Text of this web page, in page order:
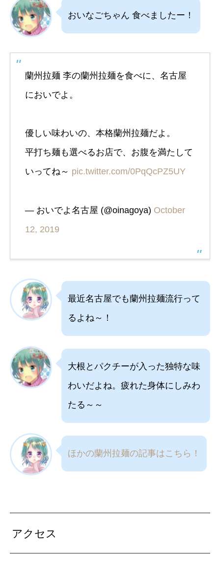
おいなごちゃん 食べましたー！
蘭州拉麺 李の蘭州拉麺を食べに、名古屋
においでよ。
優しい味わいの、本格蘭州拉麺だよ。
平打ち麺も選べるお店で、お腹を満たして
いってね～ pic.twitter.com/0PqQcPZ5UY
— おいでよ名古屋 (@oinagoya) October
12, 2019
最近名古屋でも蘭州拉麺流行って
るよね～！
大根とパクチーが入った独特な味
わいだよね。疲れた身体にしみわ
たる～～
ほかの蘭州拉麺の記事はこちら！
アクセス